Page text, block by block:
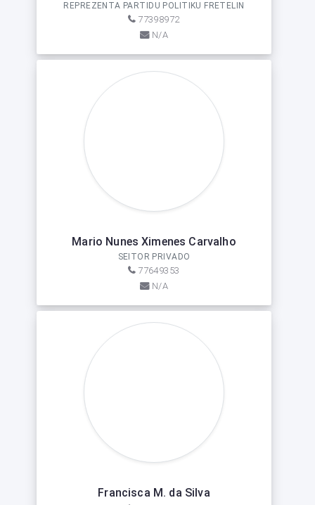
REPREZENTA PARTIDU POLITIKU FRETELIN
77398972
N/A
Mario Nunes Ximenes Carvalho
SEITOR PRIVADO
77649353
N/A
Francisca M. da Silva